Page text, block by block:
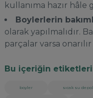
kullanıma hazır hâle
Boylerlerin
olarak yapılmalıdır.
parçalar varsa
Bu içeriğin
boyler sıcak su